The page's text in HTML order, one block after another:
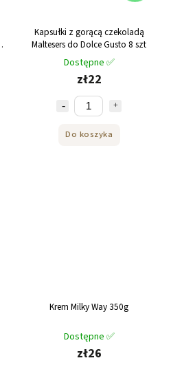
Kapsułki z gorącą czekoladą
Maltesers do Dolce Gusto 8 szt
Dostępne ✅
zł22
Do koszyka
Krem Milky Way 350g
Dostępne ✅
zł26